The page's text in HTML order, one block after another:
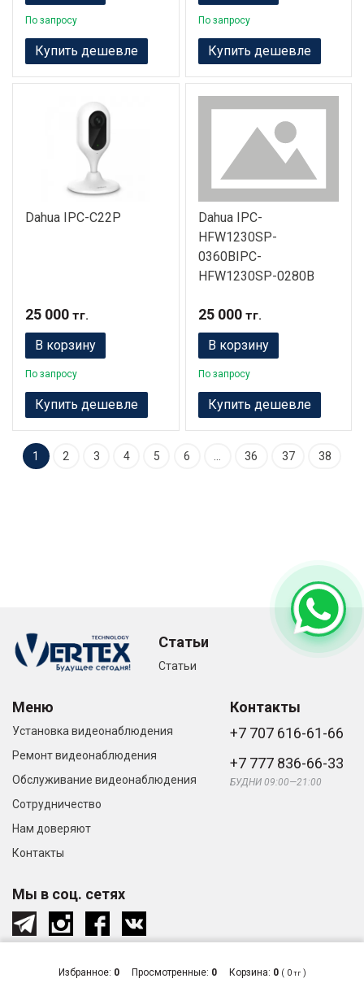
Избранное: 0 Просмотренные: 0 Корзина: 0 ( 0тг)
По запросу
Купить дешевле
По запросу
Купить дешевле
Dahua IPC-C22P
25 000 тг.
В корзину
По запросу
Купить дешевле
Dahua IPC-
HFW1230SP-
0360BIPC-
HFW1230SP-0280B
25 000тг.
В корзину
По запросу
Купить дешевле
1 2 3 4 5 6 … 36 37 38
Статьи
Статьи
Меню
Установка видеонаблюдения
Ремонт видеонаблюдения
Обслуживание видеонаблюдения
Сотрудничество
Нам доверяют
Контакты
Контакты
+7 707 616-61-66
+7 777 836-66-33
БУДНИ 09:00—21:00
Мы в соц. сетях